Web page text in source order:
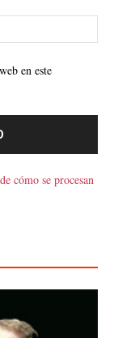
en este
cómo se procesan